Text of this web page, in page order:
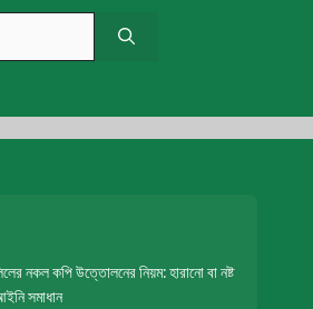
নকল কপি উত্তোলনের নিয়ম: হারানো বা নষ্ট
সমাধান